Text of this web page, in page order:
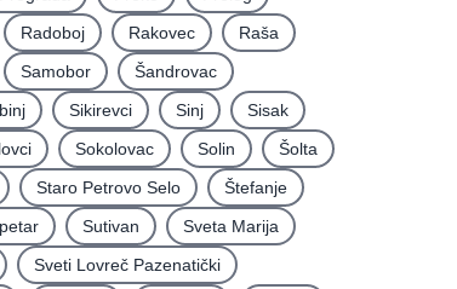
Radoboj Rakovec
Raša
Samobor
Šandrovac
Sikirevci Sinj
Sisak
Sokolovac Solin
Šolta
Staro Petrovo Selo
Štefanje
Sutivan
Sveta Marija
Sveti Lovreč Pazenatički